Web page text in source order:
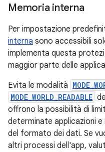
Memoria interna
Per impostazione
interna sono accessibili
implementa questa
maggior parte delle
Evita le modalità
MODE_WORLD_READABLE
offrono la possibilità di
determinate applicazioni
del formato dei dati. Se
altri processi dell'app,